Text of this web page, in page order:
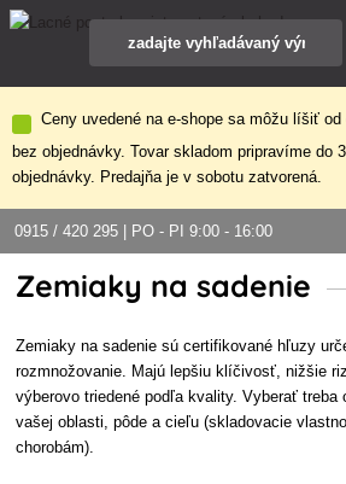
Ceny uvedené na e-shope sa môžu líšiť
bez objednávky. Tovar skladom pripravíme do
objednávky. Predajňa je v sobotu zatvorená.
0915 / 420 295 | PO - PI 9:00 - 16:00
Zemiaky na sadenie
Zemiaky na sadenie sú certifikované hľuzy
rozmnožovanie. Majú lepšiu klíčivosť, nižšie
výberovo triedené podľa kvality. Vyberať treba
vašej oblasti, pôde a cieľu (skladovacie
chorobám).